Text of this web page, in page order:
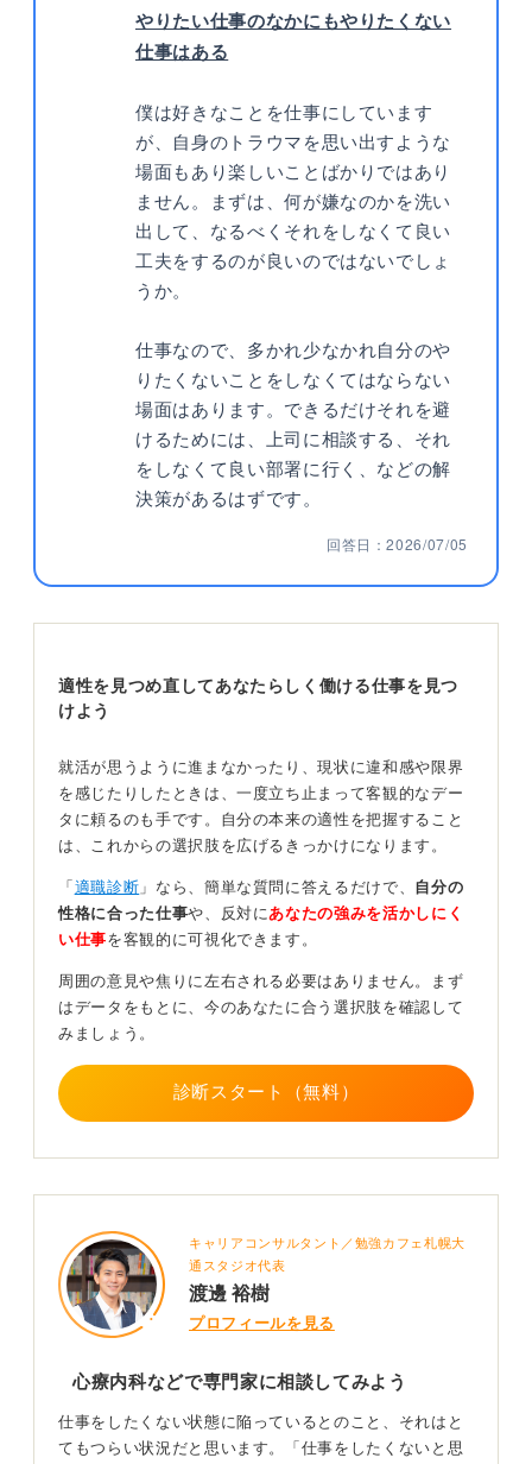
やりたい仕事のなかにもやりたくない
仕事はある
僕は好きなことを仕事にしています
が、自身のトラウマを思い出すような
場面もあり楽しいことばかりではあり
ません。まずは、何が嫌なのかを洗い
出して、なるべくそれをしなくて良い
工夫をするのが良いのではないでしょ
うか。
仕事なので、多かれ少なかれ自分のや
りたくないことをしなくてはならない
場面はあります。できるだけそれを避
けるためには、上司に相談する、それ
をしなくて良い部署に行く、などの解
決策があるはずです。
回答日：2026/07/05
適性を見つめ直してあなたらしく働ける仕事を見つ
けよう
就活が思うように進まなかったり、現状に違和感や限界
を感じたりしたときは、一度立ち止まって客観的なデー
タに頼るのも手です。自分の本来の適性を把握すること
は、これからの選択肢を広げるきっかけになります。
「適職診断 」なら、簡単な質問に答えるだけで、 自分の
性格に合った仕事や、反対に あなたの強みを活かしにく
い仕事を客観的に可視化できます。
周囲の意見や焦りに左右される必要はありません。まず
はデータをもとに、今のあなたに合う選択肢を確認して
みましょう。
診断スタート（無料）
キャリアコンサルタント／勉強カフェ札幌大
通スタジオ代表
渡邊 裕樹
プロフィールを見る
心療内科などで専門家に相談してみよう
仕事をしたくない状態に陥っているとのこと、それはと
てもつらい状況だと思います。「仕事をしたくないと思